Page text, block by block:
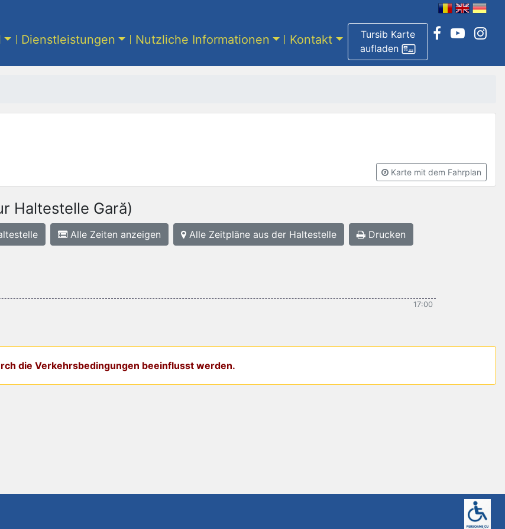
Tursib Karte
aufladen
Dienstleistungen Nutzliche Informationen Kontakt
Karte mit dem Fahrplan
Haltestelle Gară)
Alle Zeiten anzeigen Alle Zeitpläne aus der Haltestelle Drucken
17:00
die Verkehrsbedingungen beeinflusst werden.